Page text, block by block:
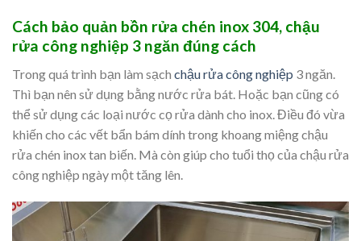
Cách bảo quản bồn rửa chén inox 304, chậu
rửa công nghiệp 3 ngăn đúng cách
Trong quá trình bạn làm sạch chậu rửa công nghiệp 3 ngăn.
Thì bạn nên sử dụng bằng nước rửa bát. Hoặc bạn cũng có
thể sử dụng các loại nước cọ rửa dành cho inox. Điều đó vừa
khiến cho các vết bẩn bám dính trong khoang miệng chậu
rửa chén inox tan biến. Mà còn giúp cho tuổi thọ của chậu rửa
công nghiệp ngày một tăng lên.